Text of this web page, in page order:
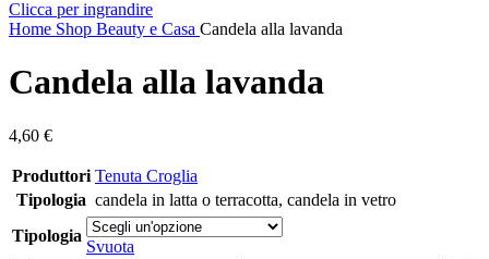
Clicca per ingrandire
Home Shop Beauty e Casa Candela alla lavanda
Candela alla lavanda
4,60 €
Produttori Tenuta Croglia
Tipologia candela in latta o terracotta, candela in vetro
Tipologia
Svuota